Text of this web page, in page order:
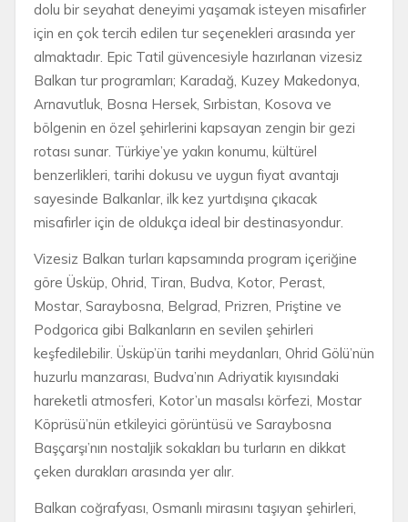
dolu bir seyahat deneyimi yaşamak isteyen misafirler
için en çok tercih edilen tur seçenekleri arasında yer
almaktadır. Epic Tatil güvencesiyle hazırlanan vizesiz
Balkan tur programları; Karadağ, Kuzey Makedonya,
Arnavutluk, Bosna Hersek, Sırbistan, Kosova ve
bölgenin en özel şehirlerini kapsayan zengin bir gezi
rotası sunar. Türkiye’ye yakın konumu, kültürel
benzerlikleri, tarihi dokusu ve uygun fiyat avantajı
sayesinde Balkanlar, ilk kez yurtdışına çıkacak
misafirler için de oldukça ideal bir destinasyondur.
Vizesiz Balkan turları kapsamında program içeriğine
göre Üsküp, Ohrid, Tiran, Budva, Kotor, Perast,
Mostar, Saraybosna, Belgrad, Prizren, Priştine ve
Podgorica gibi Balkanların en sevilen şehirleri
keşfedilebilir. Üsküp’ün tarihi meydanları, Ohrid Gölü’nün
huzurlu manzarası, Budva’nın Adriyatik kıyısındaki
hareketli atmosferi, Kotor’un masalsı körfezi, Mostar
Köprüsü’nün etkileyici görüntüsü ve Saraybosna
Başçarşı’nın nostaljik sokakları bu turların en dikkat
çeken durakları arasında yer alır.
Balkan coğrafyası, Osmanlı mirasını taşıyan şehirleri,